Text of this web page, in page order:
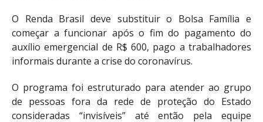
O Renda Brasil deve substituir o Bolsa Família e
começar a funcionar após o fim do pagamento do
auxílio emergencial de R$ 600, pago a trabalhadores
informais durante a crise do coronavírus.
O programa foi estruturado para atender ao grupo
de pessoas fora da rede de proteção do Estado
consideradas “invisíveis” até então pela equipe